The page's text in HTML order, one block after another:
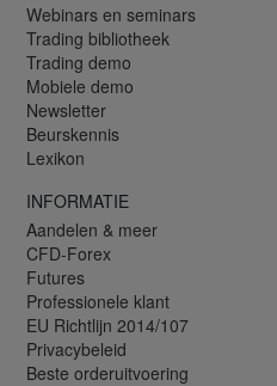
Webinars en seminars
Trading bibliotheek
Trading demo
Mobiele demo
Newsletter
Beurskennis
Lexikon
INFORMATIE
Aandelen & meer
CFD-Forex
Futures
Professionele klant
EU Richtlijn 2014/107
Privacybeleid
Beste orderuitvoering